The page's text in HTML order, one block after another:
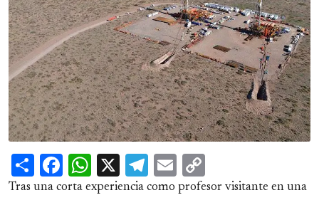
ShareFacebook
WhatsApp
X Telegram
Email
Link
Tras una corta experiencia como profesor visitante en una